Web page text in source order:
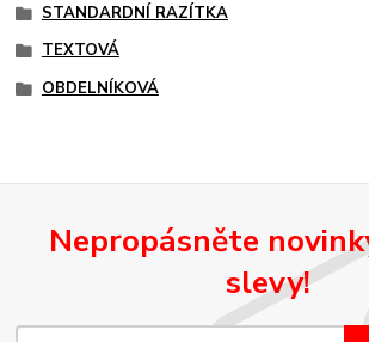
STANDARDNÍ RAZÍTKA
TEXTOVÁ
OBDELNÍKOVÁ
Nepropásněte
slevy!